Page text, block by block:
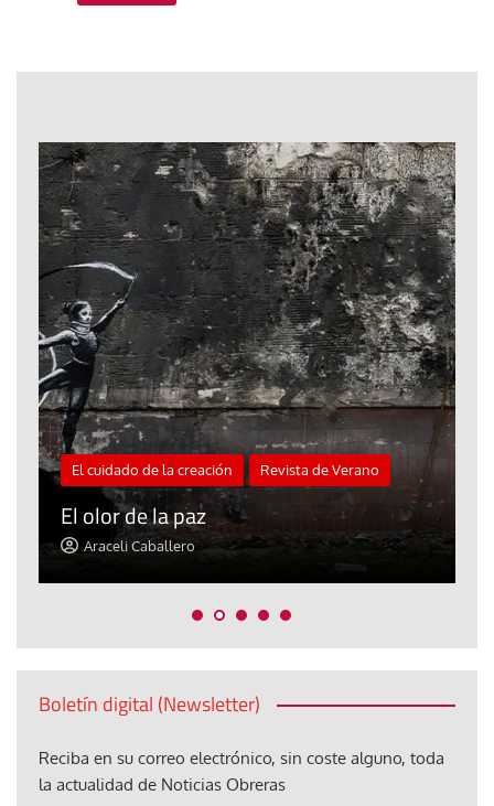
El cuidado de la creación Revista de Verano
El olor de la paz
Araceli Caballero
Boletín digital (Newsletter)
Reciba en su correo electrónico, sin coste alguno, toda
la actualidad de Noticias Obreras